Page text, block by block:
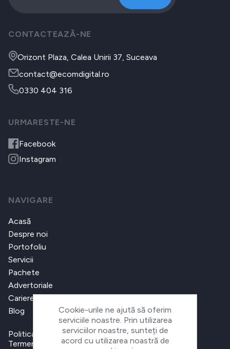
CONTACTEAZĂ-NE
Orizont Plaza, Calea Unirii 37, Suceava
contact@ecomdigital.ro
0330 404 316
URMARESTE-NE
Facebook
Instagram
NAVIGARE
Acasă
Despre noi
Portofoliu
Servicii
Pachete
Advertoriale
Cariere
Blog
Politica de confidențialitate
Termeni și condiții
Cookie-urile ne ajută să oferim
serviciile noastre. Prin utilizarea
serviciilor noastre, sunteți de
acord cu utilizarea noastră de